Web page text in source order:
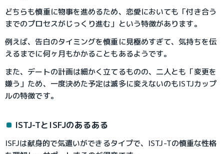
どちらも慎重に物事を進めるため、恋愛においても「付き合う
までのプロセスがじっくり進む」という特徴があります。
例えば、告白のタイミングを慎重に見極めすぎて、気持ちを伝
えるまでに何ヶ月もかかることもあるようです。
また、デートの計画は細かく立てるものの、二人とも「変更を
嫌う」ため、一度決めた予定は滅多に変えないのもISTJカップ
ルの特徴です。
ISTJ-TとISFJのあるある
ISFJは献身的で気遣いができるタイプで、ISTJ-Tの慎重な性格